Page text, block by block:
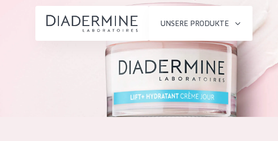
UNSERE PRODUKTE
Feuchtigkeit und
PRODUKTTYP
Tagescreme
Nachtcreme